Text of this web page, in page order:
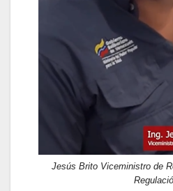
Jesús Brito Viceministro de